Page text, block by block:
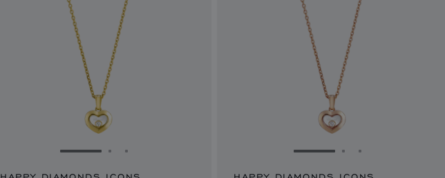
转到幻灯片 1转到幻灯片 2
转到幻灯片 3
转到幻灯片 1转到幻灯片 2
转到幻灯片 3